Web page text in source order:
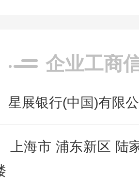
企业工商
星展银行(中国)有限
上海市 浦东新区 陆